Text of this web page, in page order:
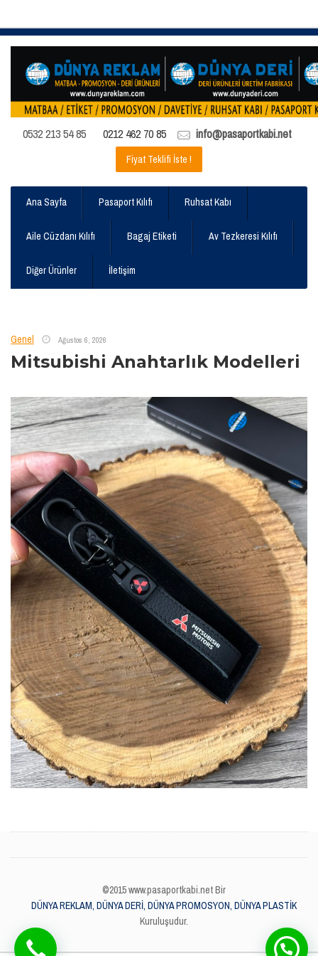
0532 213 54 85 0212 462 70 85 info@pasaportkabi.net
Fiyat Teklifi İste !
Ana Sayfa Pasaport Kılıfı Ruhsat Kabı
Aile Cüzdanı Kılıfı Bagaj Etiketi Av Tezkeresi Kılıfı
Diğer Ürünler İletişim
Genel Ağustos 6, 2026
Mitsubishi Anahtarlık Modelleri
©2015 www.pasaportkabi.net Bir
DÜNYA REKLAM, DÜNYA DERİ, DÜNYA PROMOSYON, DÜNYA PLASTİK
Kuruluşudur.